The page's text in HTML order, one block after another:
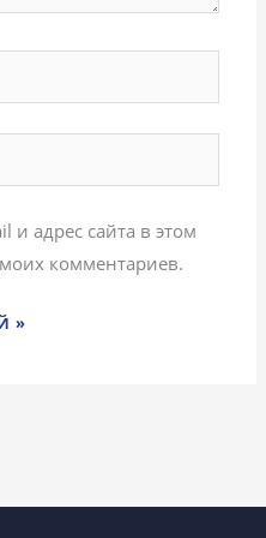
и адрес сайта в этом
комментариев.